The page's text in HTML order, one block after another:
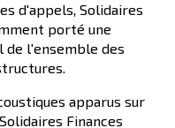
d'appels, Solidaires
porté une
de l'ensemble des
apparus sur
Finances